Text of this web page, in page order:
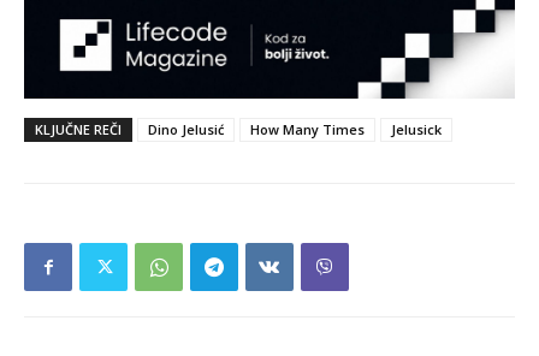
KLJUČNE REČI Dino Jelusić How Many Times Jelusick